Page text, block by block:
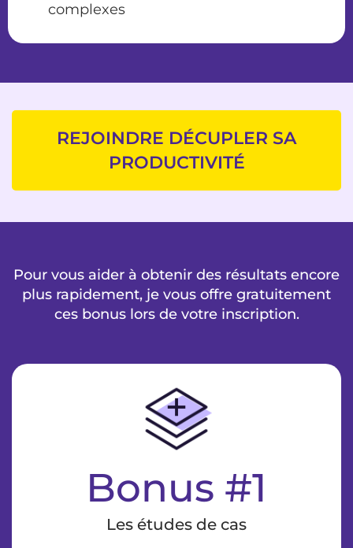
complexes
REJOINDRE DÉCUPLER SA
PRODUCTIVITÉ
Pour vous aider à obtenir des résultats encore
plus rapidement, je vous offre gratuitement
ces bonus lors de votre inscription.
Bonus #1
Les études de cas